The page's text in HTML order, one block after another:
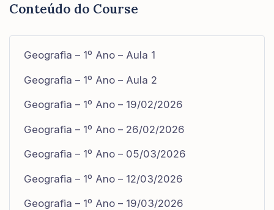
Conteúdo do Course
Geografia – 1º Ano – Aula 1
Geografia – 1º Ano – Aula 2
Geografia – 1º Ano – 19/02/2026
Geografia – 1º Ano – 26/02/2026
Geografia – 1º Ano – 05/03/2026
Geografia – 1º Ano – 12/03/2026
Geografia – 1º Ano – 19/03/2026